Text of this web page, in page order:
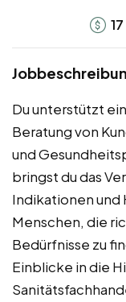
17
Du unterstützt
Beratung von
und
bringst du das
Indikationen
Menschen, die
Bedürfnisse zu
Einblicke in die